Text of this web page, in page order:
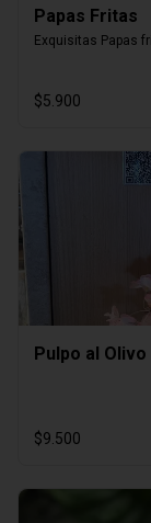
Papas Fritas
Exquisitas Papas
$5.900
Pulpo al Olivo
$9.500